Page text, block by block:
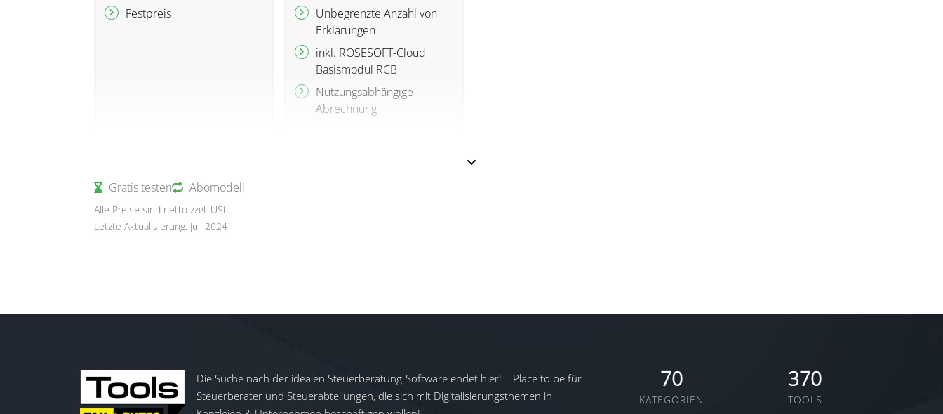
Festpreis
Unbegrenzte Anzahl von
Erklärungen
inkl. ROSESOFT-Cloud
Basismodul RCB
Nutzungsabhängige
Abrechnung
Gratis testen Abomodell
Alle Preise sind netto zzgl. USt.
Letzte Aktualisierung: Juli 2024
Die Suche nach der idealen Steuerberatung-Software endet hier! – Place to be für
Steuerberater und Steuerabteilungen, die sich mit Digitalisierungsthemen in
70
KATEGORIEN
370
TOOLS